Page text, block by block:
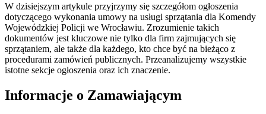
W dzisiejszym artykule przyjrzymy się szczegółom ogłoszenia
dotyczącego wykonania umowy na usługi sprzątania dla Komendy
Wojewódzkiej Policji we Wrocławiu. Zrozumienie takich
dokumentów jest kluczowe nie tylko dla firm zajmujących się
sprzątaniem, ale także dla każdego, kto chce być na bieżąco z
procedurami zamówień publicznych. Przeanalizujemy wszystkie
istotne sekcje ogłoszenia oraz ich znaczenie.
Informacje o Zamawiającym